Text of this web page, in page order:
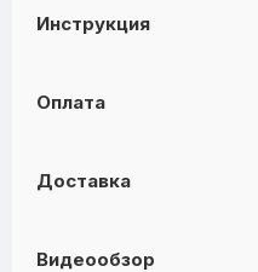
Инструкция
Оплата
Доставка
Видеообзор